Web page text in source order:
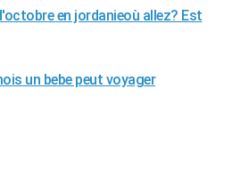
en jordanieoù allez? Est
un bebe peut voyager